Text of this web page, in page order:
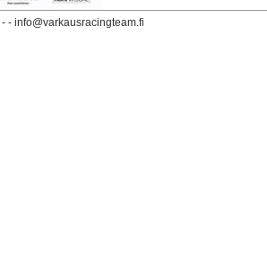
- - info@varkausracingteam.fi